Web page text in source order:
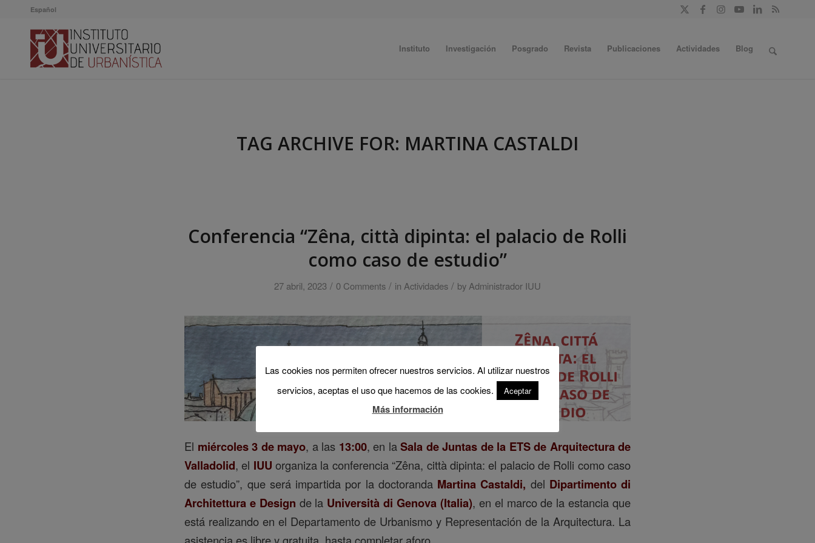
Español
Instituto Investigación Posgrado Revista Publicaciones Actividades Blog
TAG ARCHIVE FOR: MARTINA CASTALDI
Conferencia “Zêna, città dipinta: el palacio de Rolli
como caso de estudio”
27 abril, 2023 / 0 Comments / in Actividades / by Administrador IUU
El miércoles 3 de mayo, a las 13:00, en laSala de Juntas de la ETS de Arquitectura de
Valladolid, el IUU organiza la conferencia “Zêna, città dipinta: el palacio de Rolli como caso
de estudio”, que será impartida por la doctoranda Martina Castaldi, del Dipartimento di
Architettura e Design de la Università di Genova (Italia), en el marco de la estancia que
está realizando en el Departamento de Urbanismo y Representación de la Arquitectura. La
asistencia es libre y gratuita, hasta completar aforo.
Las cookies nos permiten ofrecer nuestros servicios. Al utilizar nuestros
servicios, aceptas el uso que hacemos de las cookies.
Aceptar
Más información